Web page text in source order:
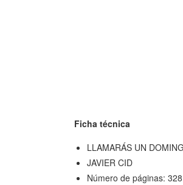
Ficha técnica
LLAMARÁS UN
JAVIER CID
Número de páginas: 328